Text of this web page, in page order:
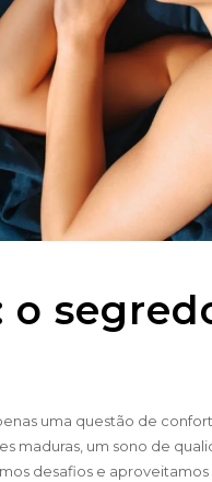
uma questão de
maduras, um sono de
desafios e aproveitamos